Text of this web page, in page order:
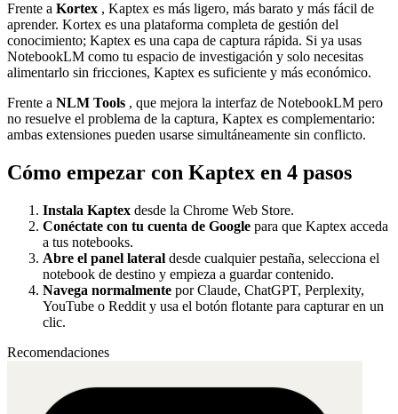
Frente a Kortex , Kaptex es más ligero, más barato y más fácil de
aprender. Kortex es una plataforma completa de gestión del
conocimiento; Kaptex es una capa de captura rápida. Si ya usas
NotebookLM como tu espacio de investigación y solo necesitas
alimentarlo sin fricciones, Kaptex es suficiente y más económico.
Frente a NLM Tools , que mejora la interfaz de NotebookLM pero
no resuelve el problema de la captura, Kaptex es complementario:
ambas extensiones pueden usarse simultáneamente sin conflicto.
Cómo empezar con Kaptex en 4 pasos
Instala Kaptex desde la Chrome Web Store.
Conéctate con tu cuenta de Google para que Kaptex acceda
a tus notebooks.
Abre el panel lateral desde cualquier pestaña, selecciona el
notebook de destino y empieza a guardar contenido.
Navega normalmente por Claude, ChatGPT, Perplexity,
YouTube o Reddit y usa el botón flotante para capturar en un
clic.
Recomendaciones